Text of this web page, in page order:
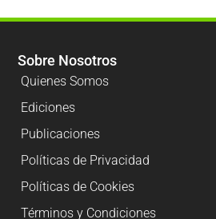
Sobre Nosotros
Quienes Somos
Ediciones
Publicaciones
Políticas de Privacidad
Políticas de Cookies
Términos y Condiciones